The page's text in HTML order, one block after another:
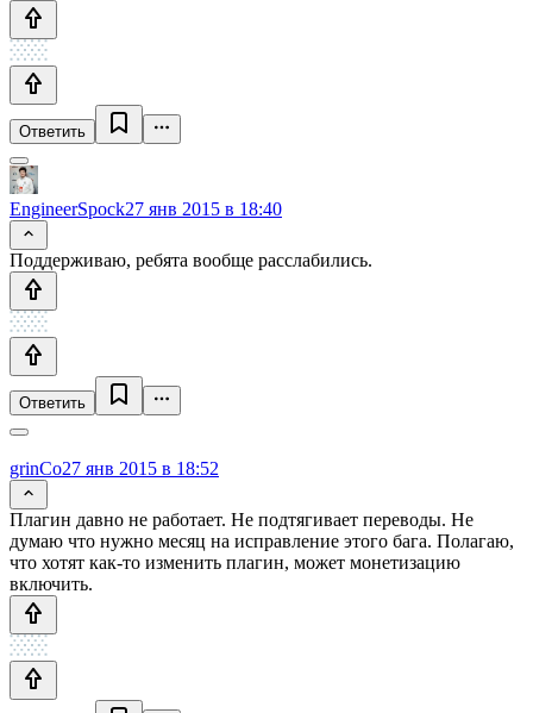
Ответить
EngineerSpock27 янв 2015 в 18:40
Поддерживаю, ребята вообще расслабились.
Ответить
grinCo27 янв 2015 в 18:52
Плагин давно не работает. Не подтягивает переводы. Не
думаю что нужно месяц на исправление этого бага. Полагаю,
что хотят как-то изменить плагин, может монетизацию
включить.